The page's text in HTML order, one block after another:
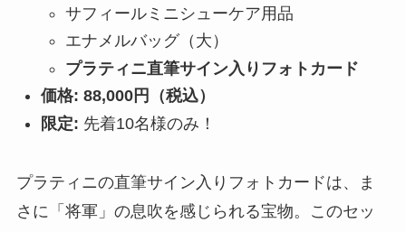
サフィールミニシューケア用品
エナメルバッグ（大）
プラティニ直筆サイン入りフォトカード
価格: 88,000円（税込）
限定: 先着10名様のみ！
プラティニの直筆サイン入りフォトカードは、ま
さに「将軍」の息吹を感じられる宝物。このセッ